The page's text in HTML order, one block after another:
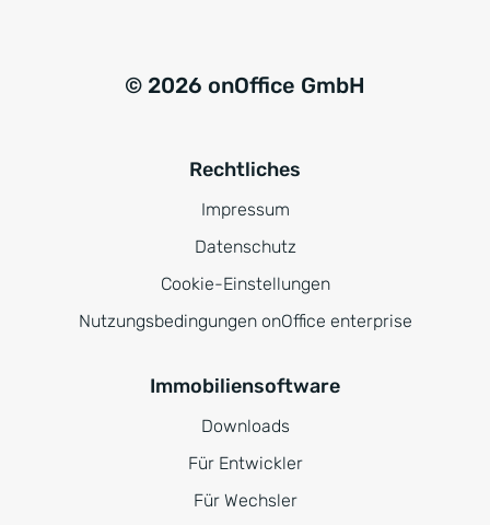
© 2026 onOffice GmbH
Rechtliches
Impressum
Datenschutz
Cookie-Einstellungen
Nutzungsbedingungen onOffice enterprise
Immobiliensoftware
Downloads
Für Entwickler
Für Wechsler